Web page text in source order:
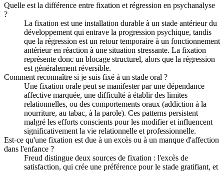
Quelle est la différence entre fixation et régression en psychanalyse
?
La fixation est une installation durable à un stade antérieur du
développement qui entrave la progression psychique, tandis
que la régression est un retour temporaire à un fonctionnement
antérieur en réaction à une situation stressante. La fixation
représente donc un blocage structurel, alors que la régression
est généralement réversible.
Comment reconnaître si je suis fixé à un stade oral ?
Une fixation orale peut se manifester par une dépendance
affective marquée, une difficulté à établir des limites
relationnelles, ou des comportements oraux (addiction à la
nourriture, au tabac, à la parole). Ces patterns persistent
malgré les efforts conscients pour les modifier et influencent
significativement la vie relationnelle et professionnelle.
Est-ce qu'une fixation est due à un excès ou à un manque d'affection
dans l'enfance ?
Freud distingue deux sources de fixation : l'excès de
satisfaction, qui crée une préférence pour le stade gratifiant, et